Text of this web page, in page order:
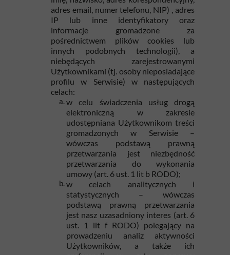
adres email, numer telefonu, NIP) , adres
IP lub inne identyfikatory oraz
informacje gromadzone za
pośrednictwem plików cookies lub
innych podobnych technologii), a
niebędących zarejestrowanymi
Użytkownikami (tj. osoby nieposiadające
profilu w Serwisie) w następujących
celach:
w celu świadczenia usług drogą
elektroniczną w zakresie
udostępniana Użytkownikom treści
gromadzonych w Serwisie –
wówczas podstawą prawną
przetwarzania jest niezbędność
przetwarzania do wykonania
umowy (art. 6 ust. 1 lit b RODO);
w celach analitycznych i
statystycznych – wówczas
podstawą prawną przetwarzania
jest nasz uzasadniony interes (art. 6
ust. 1 lit f RODO) polegający na
prowadzeniu analiz aktywności
Użytkowników, a także ich